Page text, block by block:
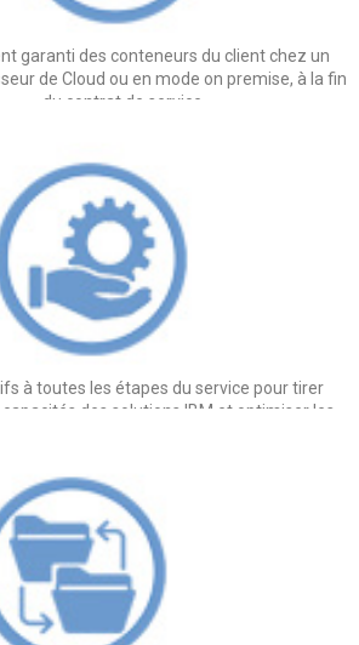
garanti des conteneurs du client chez un
de Cloud ou en mode on premise, à la fin
du contrat de service.
à toutes les étapes du service pour tirer
des solutions IBM et optimiser les